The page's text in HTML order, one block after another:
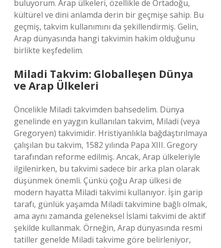
buluyorum. Arap ülkeleri, özellikle de Ortadoğu,
kültürel ve dini anlamda derin bir geçmişe sahip. Bu
geçmiş, takvim kullanımını da şekillendirmiş. Gelin,
Arap dünyasında hangi takvimin hakim olduğunu
birlikte keşfedelim.
Miladi Takvim: Globalleşen Dünya
ve Arap Ülkeleri
Öncelikle Miladi takvimden bahsedelim. Dünya
genelinde en yaygın kullanılan takvim, Miladi (veya
Gregoryen) takvimidir. Hristiyanlıkla bağdaştırılmaya
çalışılan bu takvim, 1582 yılında Papa XIII. Gregory
tarafından reforme edilmiş. Ancak, Arap ülkeleriyle
ilgilenirken, bu takvimi sadece bir arka plan olarak
düşünmek önemli. Çünkü çoğu Arap ülkesi de
modern hayatta Miladi takvimi kullanıyor. İşin garip
tarafı, günlük yaşamda Miladi takvimine bağlı olmak,
ama aynı zamanda geleneksel İslami takvimi de aktif
şekilde kullanmak. Örneğin, Arap dünyasında resmi
tatiller genelde Miladi takvime göre belirleniyor,